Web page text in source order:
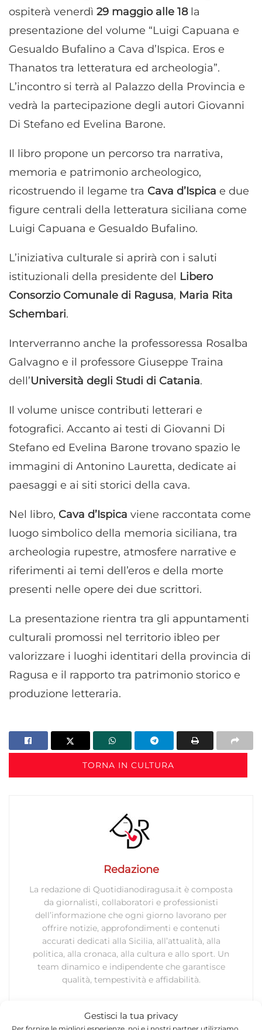
Gestisci la tua privacy
Per fornire le migliori esperienze, noi e i nostri partner utilizziamo
ospiterà venerdì 29 maggio alle 18la
presentazione del volume “Luigi Capuana e
Gesualdo Bufalino a Cava d’Ispica. Eros e
Thanatos tra letteratura ed archeologia”.
L’incontro si terrà al Palazzo della Provincia e
vedrà la partecipazione degli autori Giovanni
Di Stefano ed Evelina Barone.
Il libro propone un percorso tra narrativa,
memoria e patrimonio archeologico,
ricostruendo il legame tra Cava d’Ispica e due
figure centrali della letteratura siciliana come
Luigi Capuana e Gesualdo Bufalino.
L’iniziativa culturale si aprirà con i saluti
istituzionali della presidente del Libero
Consorzio Comunale di Ragusa, Maria Rita
Schembari.
Interverranno anche la professoressa Rosalba
Galvagno e il professore Giuseppe Traina
dell’Università degli Studi di Catania.
Il volume unisce contributi letterari e
fotografici. Accanto ai testi di Giovanni Di
Stefano ed Evelina Barone trovano spazio le
immagini di Antonino Lauretta, dedicate ai
paesaggi e ai siti storici della cava.
Nel libro, Cava d’Ispica viene raccontata come
luogo simbolico della memoria siciliana, tra
archeologia rupestre, atmosfere narrative e
riferimenti ai temi dell’eros e della morte
presenti nelle opere dei due scrittori.
La presentazione rientra tra gli appuntamenti
culturali promossi nel territorio ibleo per
valorizzare i luoghi identitari della provincia di
Ragusa e il rapporto tra patrimonio storico e
produzione letteraria.
TORNA IN CULTURA
Redazione
La redazione di Quotidianodiragusa.it è composta
da giornalisti, collaboratori e professionisti
dell’informazione che ogni giorno lavorano per
offrire notizie, approfondimenti e contenuti
accurati dedicati alla Sicilia, all’attualità, alla
politica, alla cronaca, alla cultura e allo sport. Un
team dinamico e indipendente che garantisce
qualità, tempestività e affidabilità.